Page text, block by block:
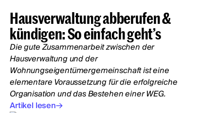
Hausverwaltung abberufen &
kündigen: So einfach geht’s
Die gute Zusammenarbeit zwischen der
Hausverwaltung und der
Wohnungseigentümergemeinschaft ist eine
elementare Voraussetzung für die erfolgreiche
Organisation und das Bestehen einer WEG.
Artikel lesen